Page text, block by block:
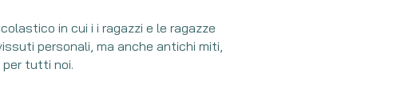
in cui i i ragazzi e le ragazze
personali, ma anche antichi miti,
per tutti noi.